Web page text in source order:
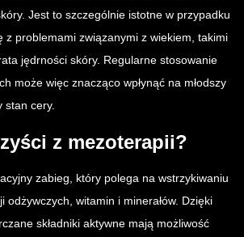
Jest to szczególnie istotne w przypadku
z problemami związanymi z wiekiem, takimi
jędrności skóry. Regularne stosowanie
może więc znacząco wpłynąć na młodszy
stan cery.
z mezoterapii?
zabieg, który polega na wstrzykiwaniu
odżywczych, witamin i minerałów. Dzięki
składniki aktywne mają możliwość